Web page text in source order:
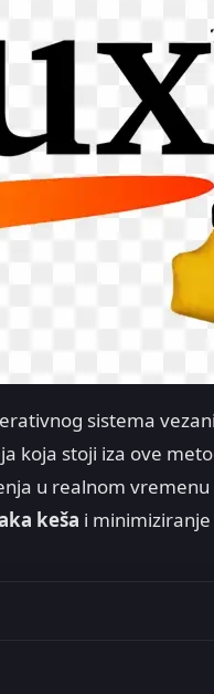
sistema
koja stoji iza ove
u realnom
keša i